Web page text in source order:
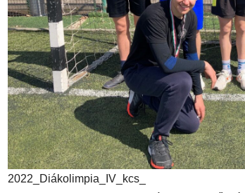
2022_Diákolimpia_IV_kcs_